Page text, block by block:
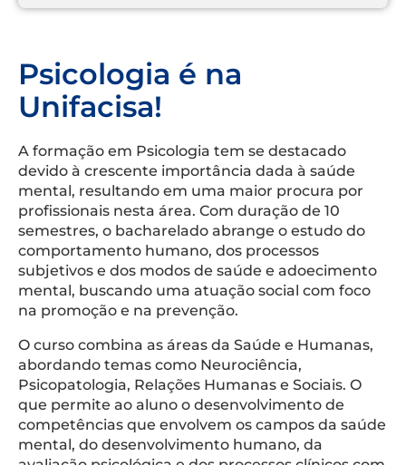
Psicologia é na
Unifacisa!
A formação em Psicologia tem se destacado
devido à crescente importância dada à saúde
mental, resultando em uma maior procura por
profissionais nesta área. Com duração de 10
semestres, o bacharelado abrange o estudo do
comportamento humano, dos processos
subjetivos e dos modos de saúde e adoecimento
mental, buscando uma atuação social com foco
na promoção e na prevenção.
O curso combina as áreas da Saúde e Humanas,
abordando temas como Neurociência,
Psicopatologia, Relações Humanas e Sociais. O
que permite ao aluno o desenvolvimento de
competências que envolvem os campos da saúde
mental, do desenvolvimento humano, da